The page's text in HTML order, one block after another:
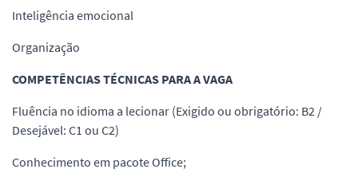
Inteligência emocional
Organização
COMPETÊNCIAS TÉCNICAS PARA A VAGA
Fluência no idioma a lecionar (Exigido ou obrigatório: B2 /
Desejável: C1 ou C2)
Conhecimento em pacote Office;